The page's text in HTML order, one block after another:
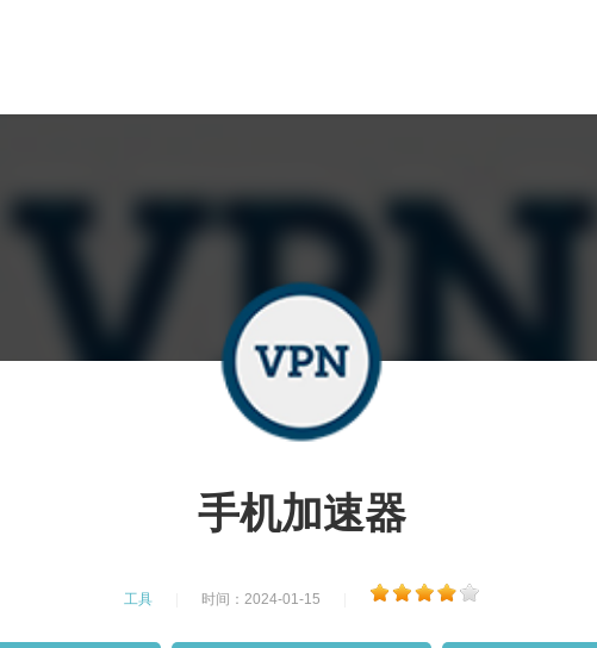
手机加速器
工具 时间：2024-01-15